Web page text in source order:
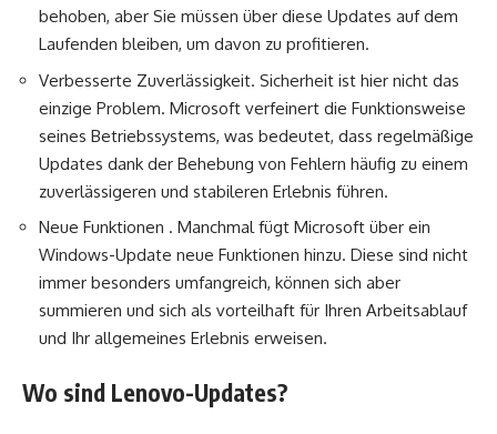
behoben, aber Sie müssen über diese Updates auf dem
Laufenden bleiben, um davon zu profitieren.
Verbesserte Zuverlässigkeit. Sicherheit ist hier nicht das
einzige Problem. Microsoft verfeinert die Funktionsweise
seines Betriebssystems, was bedeutet, dass regelmäßige
Updates dank der Behebung von Fehlern häufig zu einem
zuverlässigeren und stabileren Erlebnis führen.
Neue Funktionen . Manchmal fügt Microsoft über ein
Windows-Update neue Funktionen hinzu. Diese sind nicht
immer besonders umfangreich, können sich aber
summieren und sich als vorteilhaft für Ihren Arbeitsablauf
und Ihr allgemeines Erlebnis erweisen.
Wo sind Lenovo-Updates?